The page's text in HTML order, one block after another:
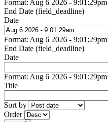
Format: Aug 6 2026 - 9:01:29pm
End Date (field_deadline)
Date
Format: Aug 6 2026 - 9:01:29pm
End Date (field_deadline)
Date
Format: Aug 6 2026 - 9:01:29pm
Title
Sort by
Order